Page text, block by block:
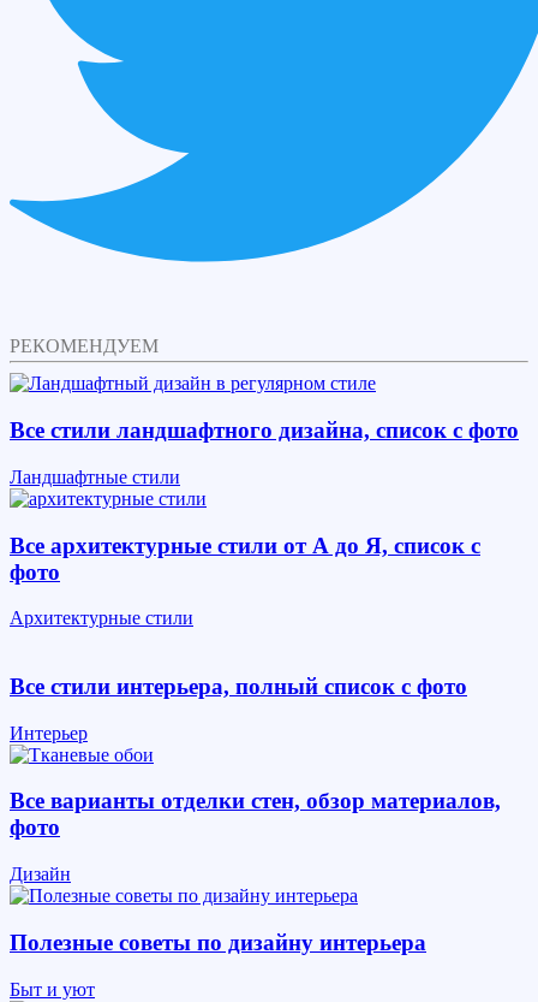
РЕКОМЕНДУЕМ
Все стили ландшафтного дизайна, список с фото
Ландшафтные стили
Все архитектурные стили от А до Я, список с
фото
Архитектурные стили
Все стили интерьера, полный список с фото
Интерьер
Все варианты отделки стен, обзор материалов,
фото
Дизайн
Полезные советы по дизайну интерьера
Быт и уют